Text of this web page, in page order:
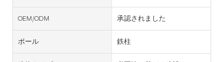
OEM/ODM 承認されました
ポール 鉄柱